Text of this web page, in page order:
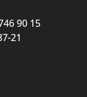
90 15
21